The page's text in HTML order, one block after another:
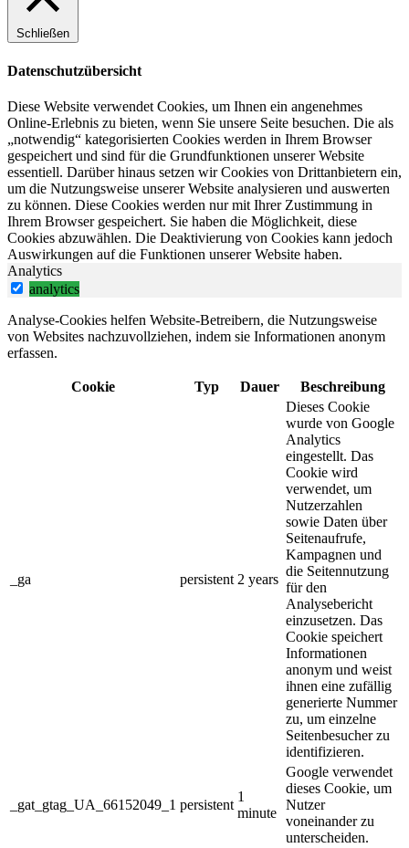
Schließen
Datenschutzübersicht
Diese Website verwendet Cookies, um Ihnen ein angenehmes
Online-Erlebnis zu bieten, wenn Sie unsere Seite besuchen. Die als
„notwendig“ kategorisierten Cookies werden in Ihrem Browser
gespeichert und sind für die Grundfunktionen unserer Website
essentiell. Darüber hinaus setzen wir Cookies von Drittanbietern ein,
um die Nutzungsweise unserer Website analysieren und auswerten
zu können. Diese Cookies werden nur mit Ihrer Zustimmung in
Ihrem Browser gespeichert. Sie haben die Möglichkeit, diese
Cookies abzuwählen. Die Deaktivierung von Cookies kann jedoch
Auswirkungen auf die Funktionen unserer Website haben.
Analytics
analytics
Analyse-Cookies helfen Website-Betreibern, die Nutzungsweise
von Websites nachzuvollziehen, indem sie Informationen anonym
erfassen.
Cookie Typ Dauer Beschreibung
_ga persistent 2 years
Dieses Cookie
wurde von Google
Analytics
eingestellt. Das
Cookie wird
verwendet, um
Nutzerzahlen
sowie Daten über
Seitenaufrufe,
Kampagnen und
die Seitennutzung
für den
Analysebericht
einzusetzen. Das
Cookie speichert
Informationen
anonym und weist
ihnen eine zufällig
generierte Nummer
zu, um einzelne
Seitenbesucher zu
identifizieren.
_gat_gtag_UA_66152049_1 persistent
1
minute
Google verwendet
dieses Cookie, um
Nutzer
voneinander zu
unterscheiden.